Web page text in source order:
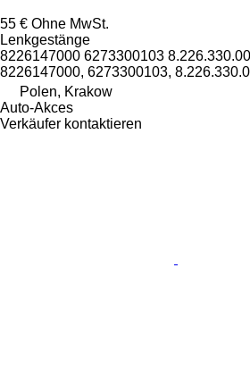
55 € Ohne MwSt.
Lenkgestänge
8226147000 6273300103
8226147000, 6273300103,
Polen, Krakow
Auto-Akces
Verkäufer kontaktieren